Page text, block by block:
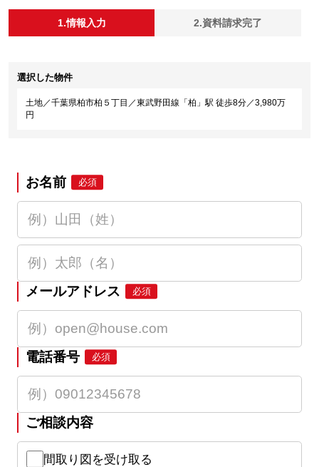
1.情報入力 2.資料請求完了
選択した物件
土地／千葉県柏市柏５丁目／東武野田線「柏」駅 徒歩8分／3,980万
円
お名前 必須
メールアドレス 必須
電話番号 必須
ご相談内容
間取り図を受け取る